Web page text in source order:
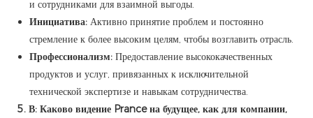
и сотрудниками для взаимной выгоды.
Инициатива: Активно принятие проблем и постоянно
стремление к более высоким целям, чтобы возглавить отрасль.
Профессионализм: Предоставление высококачественных
продуктов и услуг, привязанных к исключительной
технической экспертизе и навыкам сотрудничества.
5. В: Каково видение Prance на будущее, как для компании,